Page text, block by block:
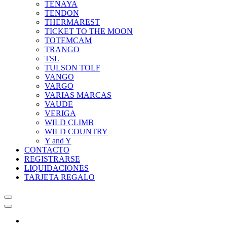
TENAYA
TENDON
THERMAREST
TICKET TO THE MOON
TOTEMCAM
TRANGO
TSL
TULSON TOLF
VANGO
VARGO
VARIAS MARCAS
VAUDE
VERIGA
WILD CLIMB
WILD COUNTRY
Y and Y
CONTACTO
REGISTRARSE
LIQUIDACIONES
TARJETA REGALO